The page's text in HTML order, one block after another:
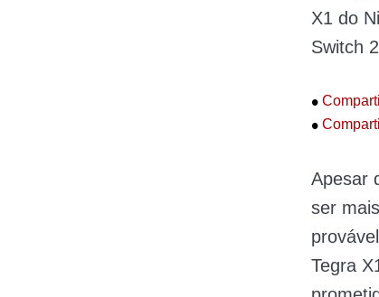
X1 do
Switch
•
•
Apesar
ser
Tegra